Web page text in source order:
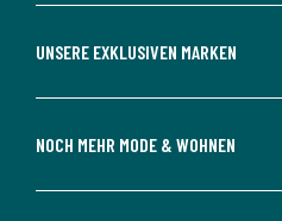
UNSERE EXKLUSIVEN MARKEN
NOCH MEHR MODE & WOHNEN